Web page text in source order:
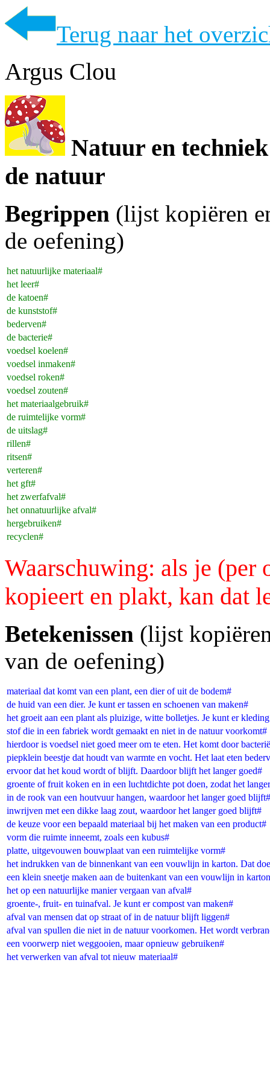
Terug naar het
Argus Clou
Natuur en
de natuur
Begrippen (lijst kopiëren
de oefening)
het natuurlijke materiaal#
het leer#
de katoen#
de kunststof#
bederven#
de bacterie#
voedsel koelen#
voedsel inmaken#
voedsel roken#
voedsel zouten#
het materiaalgebruik#
de ruimtelijke vorm#
de uitslag#
rillen#
ritsen#
verteren#
het gft#
het zwerfafval#
het onnatuurlijke afval#
hergebruiken#
recyclen#
Waarschuwing: als je (per
kopieert en plakt, kan dat
Betekenissen (lijst
van de oefening)
materiaal dat komt van een plant, een dier of uit de bodem#
de huid van een dier. Je kunt er tassen en schoenen van maken#
het groeit aan een plant als pluizige, witte bolletjes. Je kunt er
stof die in een fabriek wordt gemaakt en niet in de natuur voorkomt#
hierdoor is voedsel niet goed meer om te eten. Het komt door
piepklein beestje dat houdt van warmte en vocht. Het laat eten
ervoor dat het koud wordt of blijft. Daardoor blijft het langer goed#
groente of fruit koken en in een luchtdichte pot doen, zodat het
in de rook van een houtvuur hangen, waardoor het langer goed blijft#
inwrijven met een dikke laag zout, waardoor het langer goed blijft#
de keuze voor een bepaald materiaal bij het maken van een product#
vorm die ruimte inneemt, zoals een kubus#
platte, uitgevouwen bouwplaat van een ruimtelijke vorm#
het indrukken van de binnenkant van een vouwlijn in karton. Dat
een klein sneetje maken aan de buitenkant van een vouwlijn in
het op een natuurlijke manier vergaan van afval#
groente-, fruit- en tuinafval. Je kunt er compost van maken#
afval van mensen dat op straat of in de natuur blijft liggen#
afval van spullen die niet in de natuur voorkomen. Het wordt
een voorwerp niet weggooien, maar opnieuw gebruiken#
het verwerken van afval tot nieuw materiaal#